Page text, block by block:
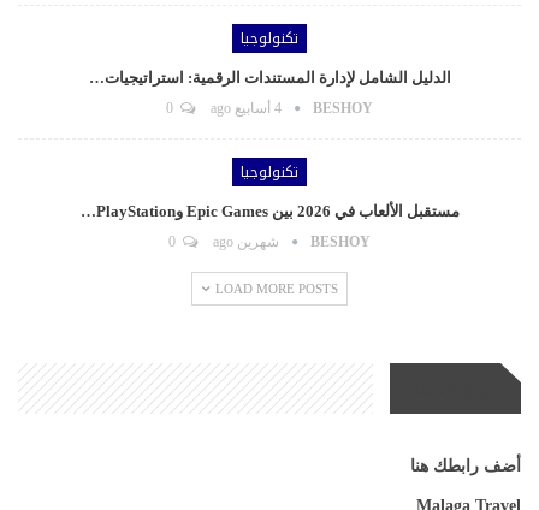
تكنولوجيا
الدليل الشامل لإدارة المستندات الرقمية: استراتيجيات…
BESHOY 4 أسابيع ago
تكنولوجيا
مستقبل الألعاب في 2026 بين Epic Games وPlayStation…
BESHOY شهرين ago
LOAD MORE POSTS
أضف رابطك هنا
Malaga Travel